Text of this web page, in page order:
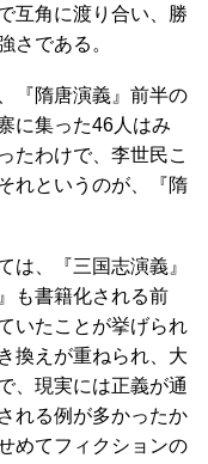
互角に渡り合い、勝
さである。
『隋唐演義』前半の
に集った46人はみ
たわけで、李世民こ
れというのが、『隋
は、『三国志演義』
も書籍化される前
いたことが挙げられ
換えが重ねられ、大
、現実には正義が通
れる例が多かったか
めてフィクションの